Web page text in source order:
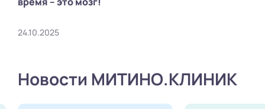
24.10.2025
Новости МИТИНО.КЛИНИК